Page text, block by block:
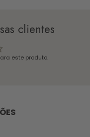
clientes
este produto.